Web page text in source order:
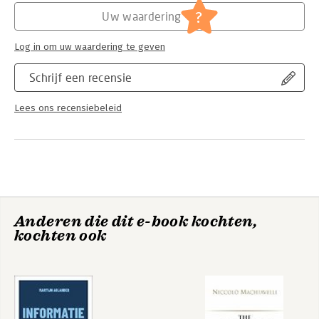
Hoofdrubriek:
Mens en maatschappij
Jongbloed:
Schrijf een recensie
Lees ons recensiebeleid
Uw waardering ?
Log in om uw waardering te geven
Anderen die dit e-book kochten,
kochten ook